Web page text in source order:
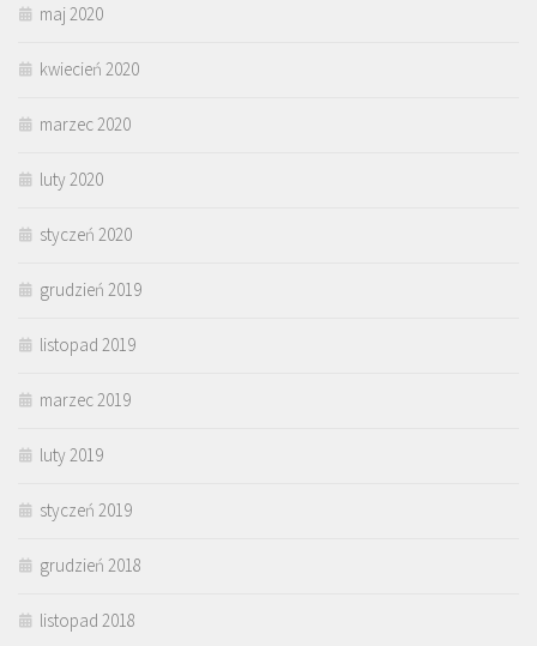
maj 2020
kwiecień 2020
marzec 2020
luty 2020
styczeń 2020
grudzień 2019
listopad 2019
marzec 2019
luty 2019
styczeń 2019
grudzień 2018
listopad 2018